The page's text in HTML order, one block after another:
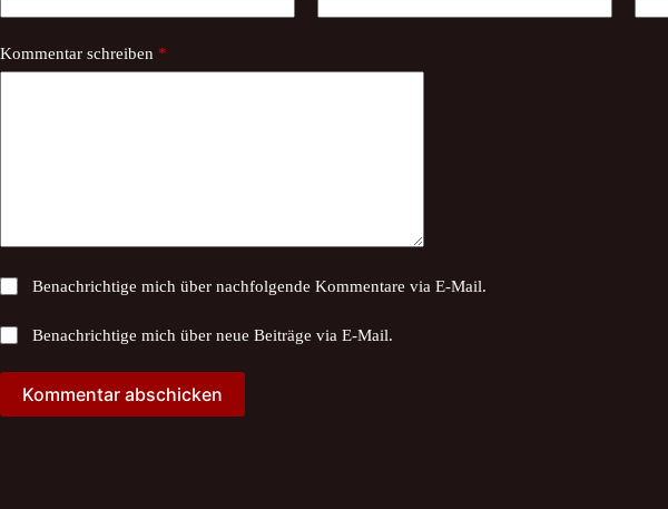
Kommentar schreiben *
Benachrichtige mich über nachfolgende Kommentare via E-Mail.
Benachrichtige mich über neue Beiträge via E-Mail.
Kommentar abschicken